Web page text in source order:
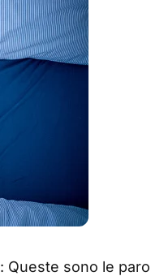
: Queste sono le